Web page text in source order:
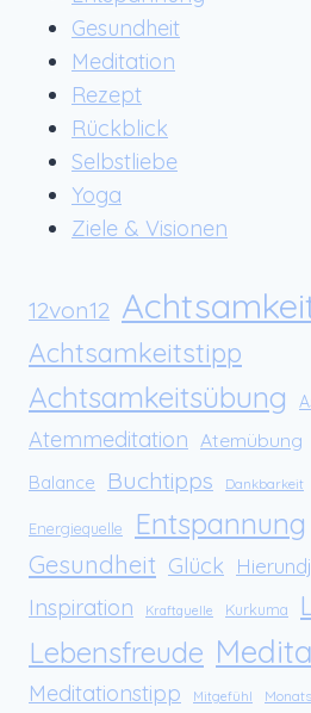
Gesundheit
Meditation
Rezept
Rückblick
Selbstliebe
Yoga
Ziele & Visionen
12von12
Achtsamkeitstipp
Achtsamkeitsübung
Atemmeditation Atemübung
Balance Buchtipps Dankbarkeit
Energiequelle Entspannung
Gesundheit Glück
Inspiration
Kraftquelle Kurkuma
Lebensfreude
Meditationstipp Mitgefühl